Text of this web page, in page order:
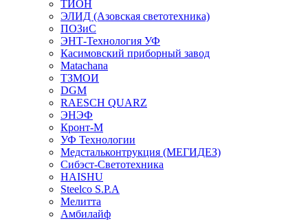
ТИОН
ЭЛИД (Азовская светотехника)
ПОЗиС
ЭНТ-Технология УФ
Касимовский приборный завод
Matachana
ТЗМОИ
DGM
RAESCH QUARZ
ЭНЭФ
Кронт-М
УФ Технологии
Медстальконтрукция (МЕГИДЕЗ)
Сибэст-Светотехника
HAISHU
Steelco S.P.A
Мелитта
Амбилайф